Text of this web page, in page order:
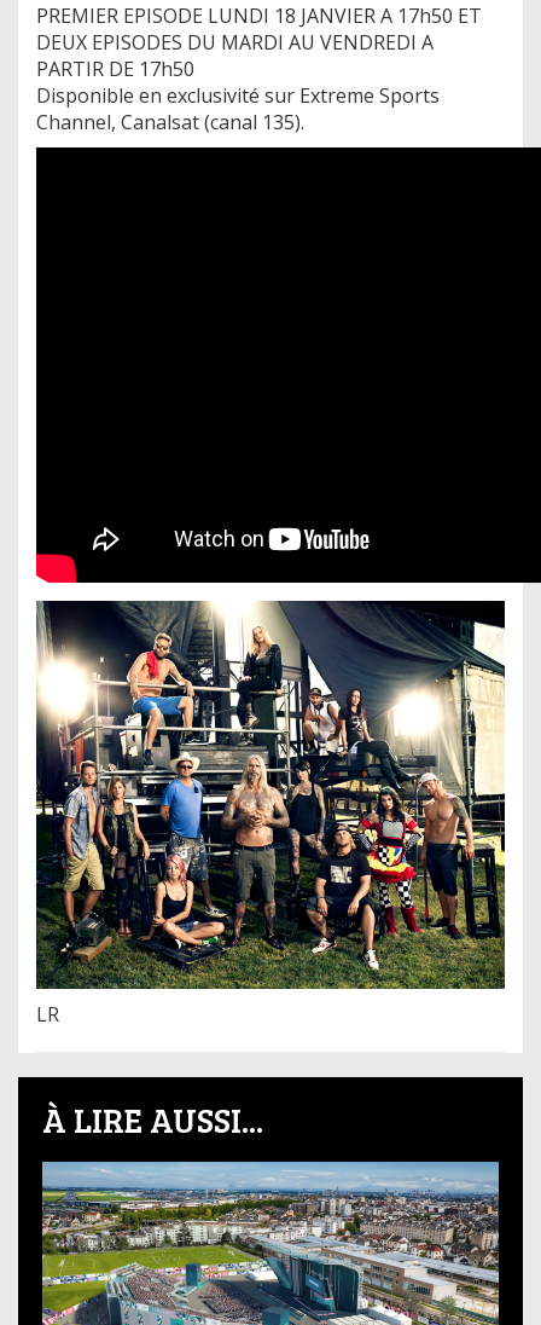
PREMIER EPISODE LUNDI 18 JANVIER A 17h50 ET
DEUX EPISODES DU MARDI AU VENDREDI A
PARTIR DE 17h50
Disponible en exclusivité sur Extreme Sports
Channel, Canalsat (canal 135).
LR
À LIRE AUSSI...